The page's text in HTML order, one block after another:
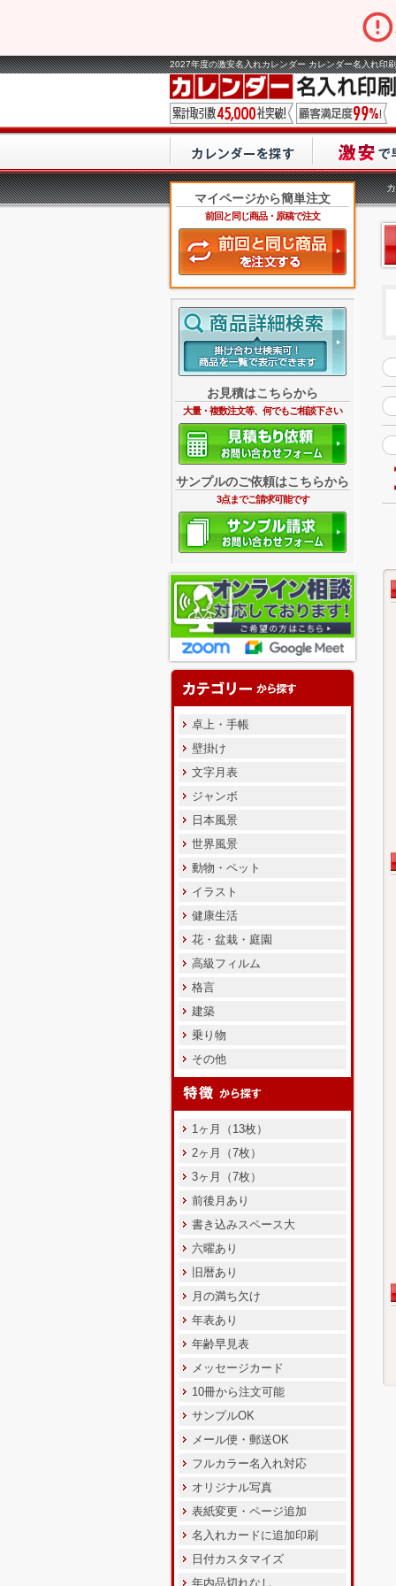
2027年度の激安名入れカレンダー カレンダー名入れ印
マイページから簡単注文
前回と同じ商品・原稿で注文
お見積はこちらから
大量・複数注文等、何でもご相談下さい
サンプルのご依頼はこちらから
3点までご請求可能です
卓上・手帳
壁掛け
文字月表
ジャンボ
日本風景
世界風景
動物・ペット
イラスト
健康生活
花・盆栽・庭園
高級フィルム
格言
建築
乗り物
その他
1ヶ月（13枚）
2ヶ月（7枚）
3ヶ月（7枚）
前後月あり
書き込みスペース大
六曜あり
旧暦あり
月の満ち欠け
年表あり
年齢早見表
メッセージカード
10冊から注文可能
サンプルOK
メール便・郵送OK
フルカラー名入れ対応
オリジナル写真
表紙変更・ページ追加
名入れカードに追加印刷
日付カスタマイズ
年内品切れなし